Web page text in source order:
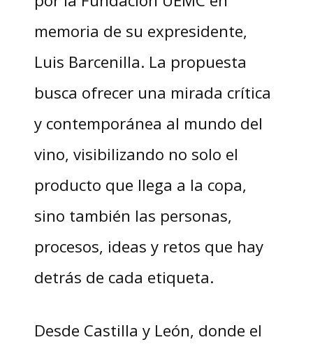
memoria de su expresidente,
Luis Barcenilla. La propuesta
busca ofrecer una mirada crítica
y contemporánea al mundo del
vino, visibilizando no solo el
producto que llega a la copa,
sino también las personas,
procesos, ideas y retos que hay
detrás de cada etiqueta.
Desde Castilla y León, donde el